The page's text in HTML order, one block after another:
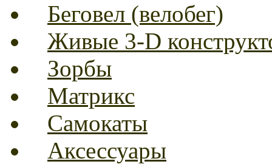
Беговел (велобег)
Живые 3-D
Зорбы
Матрикс
Самокаты
Аксессуары